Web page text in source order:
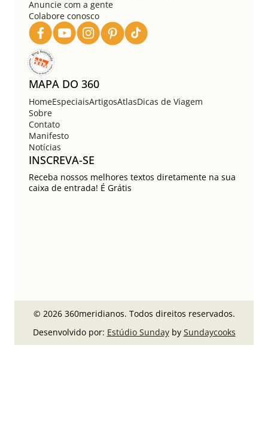
Anuncie com a gente
Colabore conosco
MAPA DO 360
HomeEspeciaisArtigosAtlasDicas de Viagem
Sobre
Contato
Manifesto
Notícias
INSCREVA-SE
Receba nossos melhores textos diretamente na sua
caixa de entrada! É Grátis
© 2026 360meridianos. Todos direitos reservados.
Desenvolvido por: Estúdio Sundayby Sundaycooks